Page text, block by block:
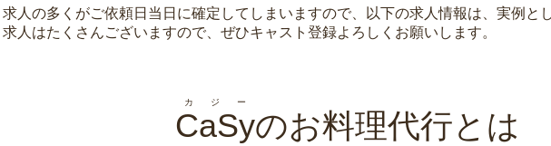
求人の多くがご依頼日当日に確定してしまいますので、以下の求人情報は、実例と
求人はたくさんございますので、ぜひキャスト登録よろしくお願いします。
CaSy
カジー
のお料理代行とは